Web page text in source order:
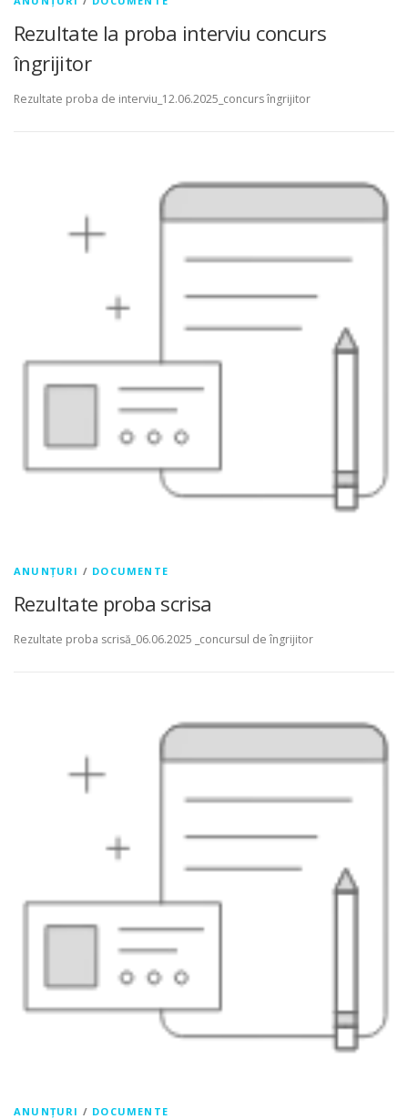
Rezultate la proba interviu concurs
îngrijitor
Rezultate proba de interviu_12.06.2025_concurs îngrijitor
ANUNȚURI / DOCUMENTE
Rezultate proba scrisa
Rezultate proba scrisă_06.06.2025 _concursul de îngrijitor
ANUNȚURI / DOCUMENTE